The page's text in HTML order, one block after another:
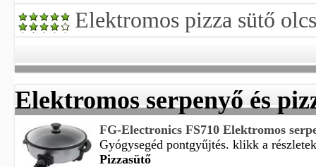
Elektromos pizza sütő
Elektromos serpenyő és
FG-Electronics FS710 Elektromos
Gyógysegéd pontgyűjtés. klikk a
Pizzasütő